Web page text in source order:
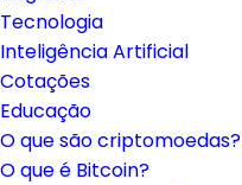
Tecnologia
Inteligência Artificial
Cotações
Educação
O que são criptomoedas?
O que é Bitcoin?